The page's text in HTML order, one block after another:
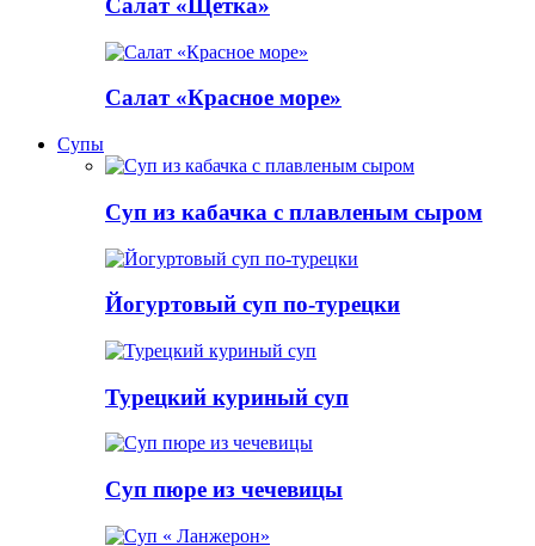
Салат «Щетка»
Салат «Красное море»
Супы
Суп из кабачка с плавленым сыром
Йогуртовый суп по-турецки
Турецкий куриный суп
Суп пюре из чечевицы